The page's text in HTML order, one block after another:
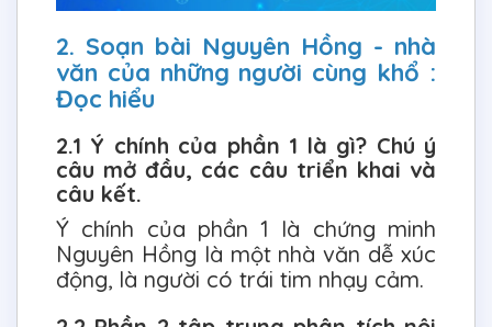
2. Soạn bài Nguyên Hồng - nhà
văn của những người cùng khổ :
Đọc hiểu
2.1 Ý chính của phần 1 là gì? Chú ý
câu mở đầu, các câu triển khai và
câu kết.
Ý chính của phần 1 là chứng minh
Nguyên Hồng là một nhà văn dễ xúc
động, là người có trái tim nhạy cảm.